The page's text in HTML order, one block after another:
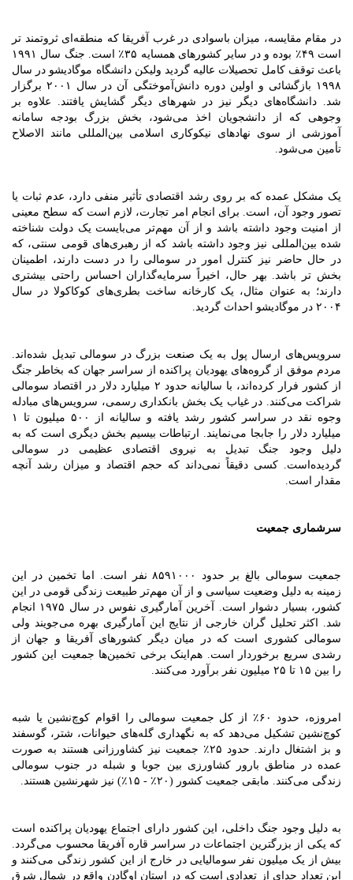
در مقام مقایسه، میزان باسوادی در غرب آفریقا که منطقه‌ای ثروتمند تر
است ۴۹٪ بوده و در سایر کشورهای همسایه ۳۵٪ است. جنگ سال ۱۹۹۱
باعث توقف کامل تحصیلات عالیه گردید ولیکن دانشگاه موگادیشو در سال
۱۹۹۸ بازگشائی و اولین دوره دانش‌آموختگی آن در سال ۲۰۰۱ برگزار
شد. دانشگاه‌های دیگر نیز در شهرهای دیگر گشایش یافتند. علاوه بر
وجوهی که از دانشجویان اخذ می‌شود، بخش بزرگ بودجه سامانه
آموزشی از سوی نهادهای نیکوکاری اسلامی بین‌المللی مانند الاصلاح
تأمین می‌شود.
یک مشکل عمده که بر روی رشد اقتصادی تأثیر منفی دارد، عدم ثبات یا
تصور وجود آن، است. برای انجام امر تجارت، لازم است که سطح معینی
از امنیت وجود داشته باشد و از آن مهم‌تر می‌بایست یک دولت شناخته
شده بین‌المللی نیز وجود داشته باشد که از رهبری‌های قومی سنتی، که
در حال حاضر نیز کنترل امور در سومالی را در دست دارند، اطمینان
بخش تر باشد. بهر حال، اخیراً سرمایه‌گذاران احساس راحتی بیشتری
دارند؛ به عنوان مثال، یک کارخانه ساخت بطری‌های کوکاکولا در سال
۲۰۰۴ در موگادیشو احداث گردید.
سرویس‌های ارسال پول به یک صنعت بزرگ در سومالی تبدیل شده‌اند.
مردم موفق از گروه‌های یهودیان پراکنده از سراسر جهان که بخاطر جنگ
از کشور فرار کرده‌اند، با سالیانه حدود ۲ میلیارد دلار در اقتصاد سومالی
شراکت می‌کنند. در غیاب یک بخش بانکداری رسمی، سرویس‌های مبادله
وجوه نقد در سراسر کشور رشد یافته و سالیانه از ۵۰۰ میلیون تا ۱
میلیارد دلار را جابجا می‌نمایند. ارتباطات بیسیم بخش دیگری است که به
دلیل وجود جنگ تبدیل به نیروی اقتصادی عظیمی در سومالی
گردیده‌است. کسی دقیقاً نمی‌داند که حجم اقتصاد و میزان رشد آنچه
مقدار است.
سرشماری جمعیت
جمعیت سومالی بالغ بر حدود ۸۵۹۱۰۰۰ نفر است. اما تخمین در این
زمینه به دلیل وضعیت سیاسی و از آن مهم‌تر طبیعت زندگی قومی در این
کشور، بسیار دشوار است. آخرین آمارگیری نفوس در سال ۱۹۷۵ انجام
شد. اکثر تحلیل گران خارجی از نتایج این آمارگیری بهره می‌جویند ولی
سومالی کشوری است که در میان دیگر کشورهای آفریقا و جهان از
رشدی سریع برخوردار است. هم‌اینک برخی تخمین‌ها جمعیت این کشور
را بین ۱۵ تا ۲۵ میلیون نفر برآورد می‌کنند.
امروزه، حدود ۶۰٪ از کل جمعیت سومالی را اقوام کوچ‌نشین یا شبه
کوچ‌نشین تشکیل می‌دهد که به نگهداری گله‌های حیوانات، شتر، گوسفند
و بز اشتغال دارند. حدود ۲۵٪ جمعیت نیز کشاورزانی هستند به صورت
عمده در مناطق بارور کشاورزی بین جوبا و شبله در جنوب سومالی
زندگی می‌کنند. مابقی جمعیت کشور (۲۰٪ - ۱۵٪) نیز شهرنشین هستند.
به دلیل وجود جنگ داخلی، این کشور دارای اجتماع یهودیان پراکنده است
که یکی از بزرگترین اجتماعات در سراسر قاره آفریقا محسوب می‌گردد.
بیش از یک میلیون نفر سومالیایی در خارج از این کشور زندگی می‌کنند و
این تعداد جدای از تعدادی است که در استان اوگادن واقع در شمال شرق